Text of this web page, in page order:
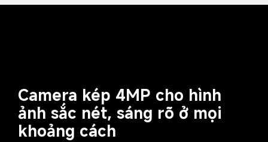
Camera kép 4MP cho hình
ảnh sắc nét, sáng rõ ở mọi
khoảng cách